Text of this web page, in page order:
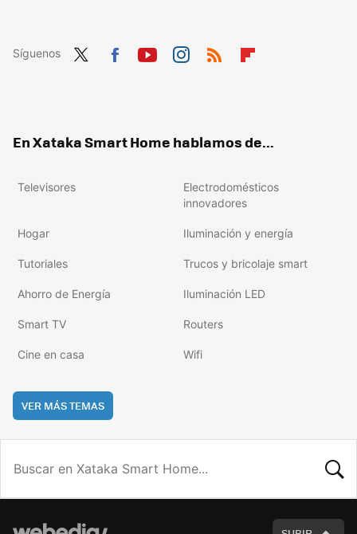
Síguenos
En Xataka Smart Home hablamos de...
Televisores
Electrodomésticos
innovadores
Hogar Iluminación y energía
Tutoriales Trucos y bricolaje smart
Ahorro de Energía Iluminación LED
Smart TV Routers
Cine en casa Wifi
VER MÁS TEMAS